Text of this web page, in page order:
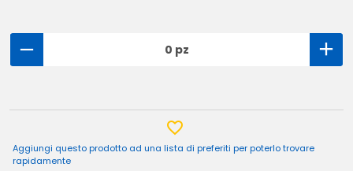
0 pz
Aggiungi questo prodotto ad una lista di preferiti per poterlo trovare
rapidamente